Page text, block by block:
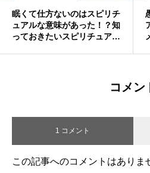
眠くて仕方ないのはスピリチ
ュアルな意味があった！？知
っておきたいスピリチュアル
コメン
1 コメント
この記事へのコメントはありま